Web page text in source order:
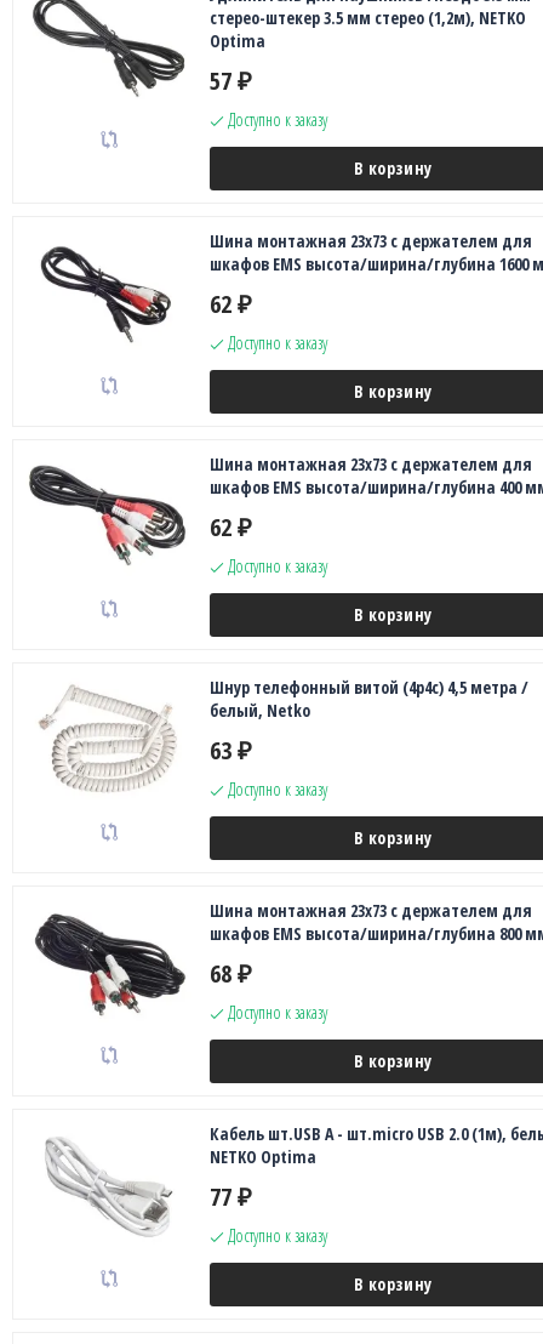
стерео-штекер 3.5 мм стерео (1,2м), NETKO
Optima
57 ₽
Доступно к заказу
В корзину
Шина монтажная 23х73 с держателем для
шкафов EMS высота/ширина/глубина 1600
62 ₽
Доступно к заказу
В корзину
Шина монтажная 23х73 с держателем для
шкафов EMS высота/ширина/глубина 400
62 ₽
Доступно к заказу
В корзину
Шнур телефонный витой (4р4с) 4,5 метра /
белый, Netko
63 ₽
Доступно к заказу
В корзину
Шина монтажная 23х73 с держателем для
шкафов EMS высота/ширина/глубина 800
68 ₽
Доступно к заказу
В корзину
Кабель шт.USB A - шт.micro USB 2.0 (1м),
NETKO Optima
77 ₽
Доступно к заказу
В корзину